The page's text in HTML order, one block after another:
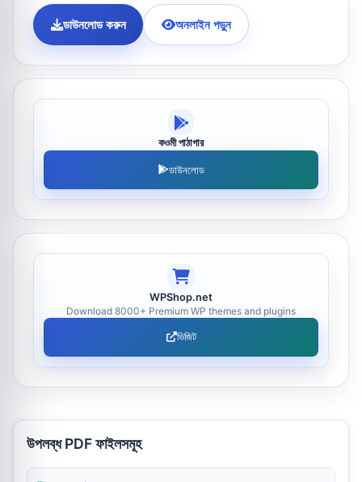
ডাউনলোড করুন অনলাইন পড়ুন
কওমী পাঠাগার
ডাউনলোড
WPShop.net
Download 8000+ Premium WP themes and plugins
ভিজিট
উপলব্ধ PDF ফাইলসমূহ